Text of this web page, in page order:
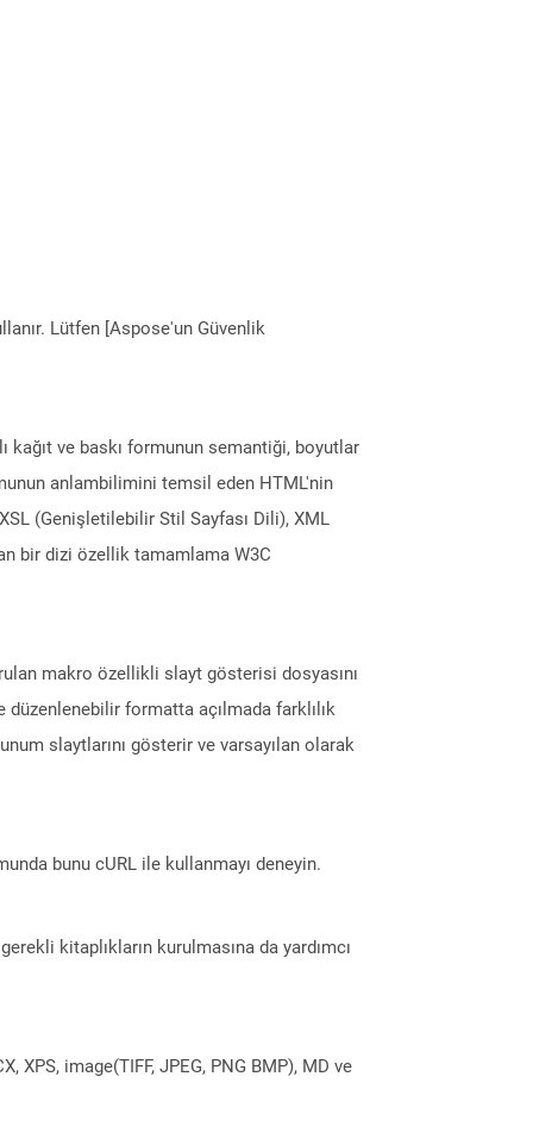
Lütfen [Aspose'un Güvenlik
kağıt ve baskı formunun semantiği, boyutlar
anlambilimini temsil eden HTML'nin
(Genişletilebilir Stil Sayfası Dili), XML
bir dizi özellik tamamlama W3C
makro özellikli slayt gösterisi dosyasını
formatta açılmada farklılık
slaytlarını gösterir ve varsayılan olarak
bunu cURL ile kullanmayı deneyin.
kitaplıkların kurulmasına da yardımcı
XPS, image(TIFF, JPEG, PNG BMP), MD ve